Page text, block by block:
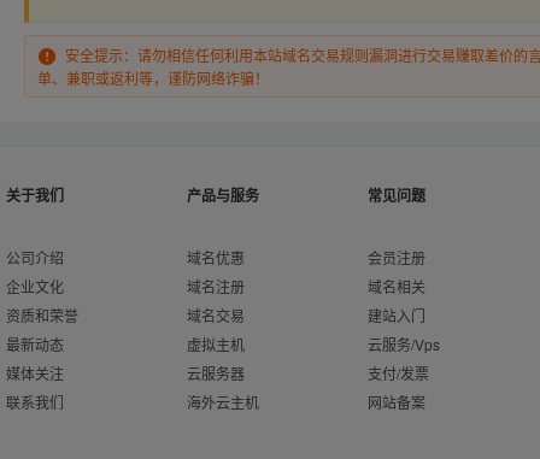
安全提示：请勿相信任何利用本站域名交易规则漏洞进行交易赚取差价的
单、兼职或返利等，谨防网络诈骗！
关于我们
公司介绍
企业文化
资质和荣誉
最新动态
媒体关注
联系我们
产品与服务
域名优惠
域名注册
域名交易
虚拟主机
云服务器
海外云主机
常见问题
会员注册
域名相关
建站入门
云服务/Vps
支付/发票
网站备案